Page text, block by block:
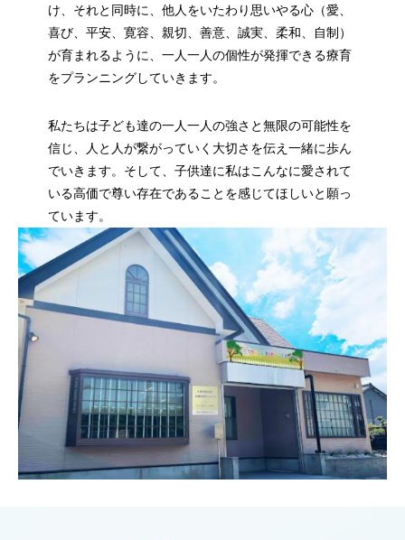
け、それと同時に、他人をいたわり思いやる心（愛、
喜び、平安、寛容、親切、善意、誠実、柔和、自制）
が育まれるように、一人一人の個性が発揮できる療育
をプランニングしていきます。
私たちは子ども達の一人一人の強さと無限の可能性を
信じ、人と人が繋がっていく大切さを伝え一緒に歩ん
でいきます。そして、子供達に私はこんなに愛されて
いる高価で尊い存在であることを感じてほしいと願っ
ています。